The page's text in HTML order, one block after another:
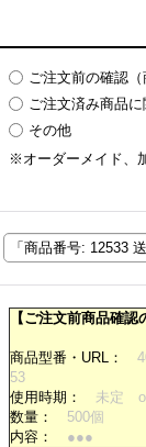
ご注文前の確認（
ご注文済み商品に
その他
※オーダーメイド、
【ご注文前商品確認
商品型番・URL：
53
使用時期： 未定
数量： 500個
内容： ●●●